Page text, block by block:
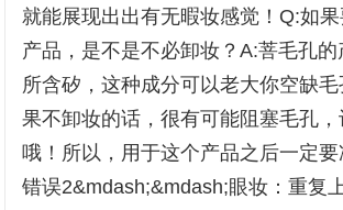
就能展现出出有无暇妆感觉！Q:如
产品，是不是不必卸妆？A:菩毛孔
所含矽，这种成分可以老大你空缺
果不卸妆的话，很有可能阻塞毛孔，
哦！所以，用于这个产品之后一定要
错误2&mdash;&mdash;眼妆：重复